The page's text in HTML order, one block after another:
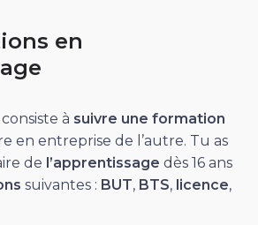
en
consiste à suivre une formation
en entreprise de l’autre. Tu as
de l’apprentissage dès 16 ans
suivantes : BUT, BTS, licence,